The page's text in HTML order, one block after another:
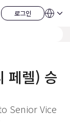
로그인
로
그
언
페렐) 승
Senior Vice